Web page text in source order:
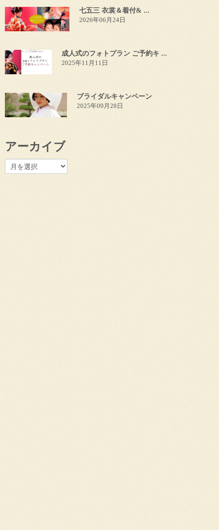
七五三 衣裳＆着付& ...
2026年06月24日
成人式のフォトプラン ご予約キ ...
2025年11月11日
ブライダルキャンペーン
2025年09月28日
アーカイブ